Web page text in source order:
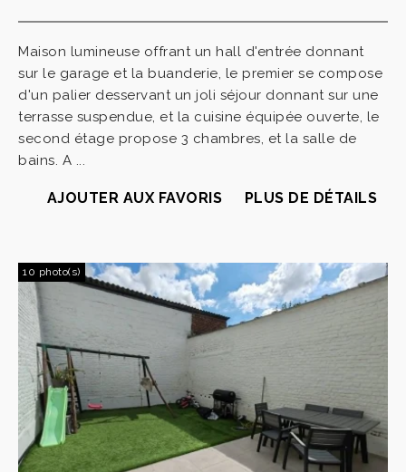
Maison lumineuse offrant un hall d'entrée donnant
sur le garage et la buanderie, le premier se compose
d'un palier desservant un joli séjour donnant sur une
terrasse suspendue, et la cuisine équipée ouverte, le
second étage propose 3 chambres, et la salle de
bains. A ...
AJOUTER AUX FAVORIS PLUS DE DÉTAILS
10 photo(s)